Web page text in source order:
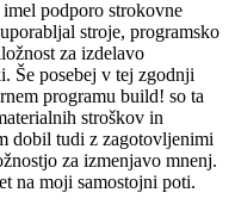
imel podporo strokovne
stroje, programsko
za izdelavo
Še posebej v tej zgodnji
programu build! so ta
stroškov in
dobil tudi z zagotovljenimi
za izmenjavo mnenj.
na moji samostojni poti.